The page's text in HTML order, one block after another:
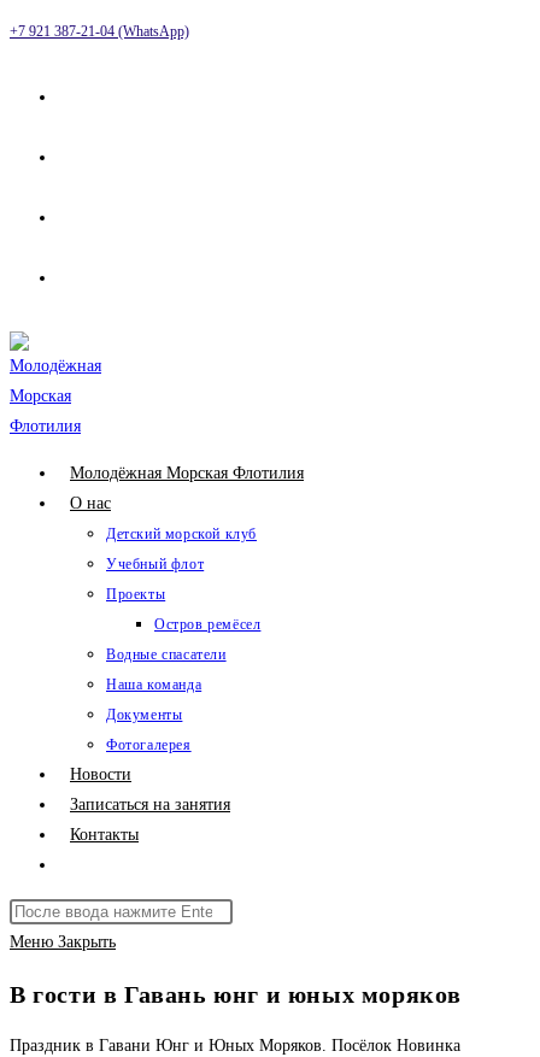
Перейти
+7 921 387-21-04 (WhatsApp)
Молодёжная Морская Флотилия
О нас
Детский морской клуб
Учебный флот
Проекты
Остров ремёсел
Водные спасатели
Наша команда
Документы
Фотогалерея
Новости
Записаться на занятия
Контакты
по
веб-
Поиск
на
Меню Закрыть
В гости в Гавань юнг и юных моряков
Праздник в Гавани Юнг и Юных Моряков. Посёлок Новинка